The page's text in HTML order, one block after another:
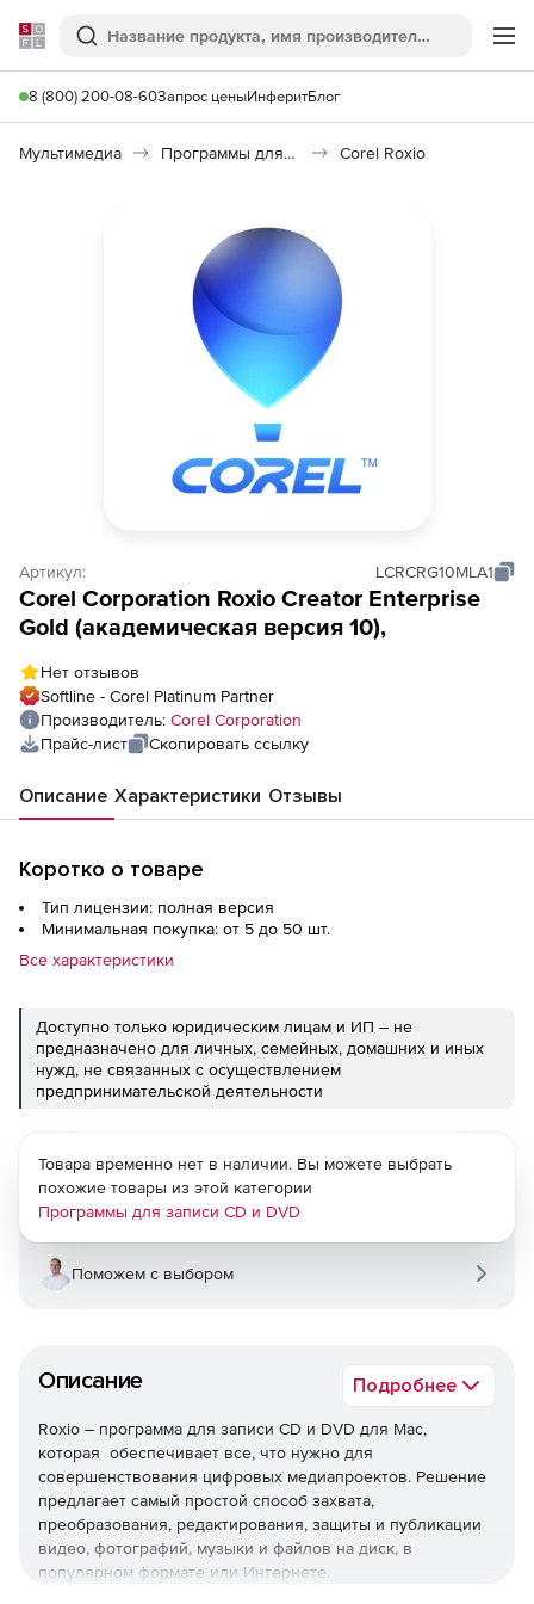
Softline
Поиск
8 (800) 200-08-60Запрос ценыИнферитБлог
Мультимедиа Программы для записи CD и DVD Corel Roxio
Артикул: LCRCRG10MLA1
Corel Corporation Roxio Creator Enterprise
Gold (академическая версия 10),
Нет отзывов
Softline - Corel Platinum Partner
Производитель: Corel Corporation
Прайс-лист
Скопировать ссылку
Описание Характеристики Отзывы
Коротко о товаре
Тип лицензии: полная версия
Минимальная покупка: от 5 до 50 шт.
Все характеристики
Доступно только юридическим лицам и ИП – не
предназначено для личных, семейных, домашних и иных
нужд, не связанных с осуществлением
предпринимательской деятельности
Описание Подробнее
Roxio – программа для записи CD и DVD для Mac,
которая обеспечивает все, что нужно для
совершенствования цифровых медиапроектов. Решение
предлагает самый простой способ захвата,
преобразования, редактирования, защиты и публикации
видео, фотографий, музыки и файлов на диск, в
популярном формате или Интернете.
Товара временно нет в наличии. Вы можете выбрать
похожие товары из этой категории
Программы для записи CD и DVD
Поможем с выбором